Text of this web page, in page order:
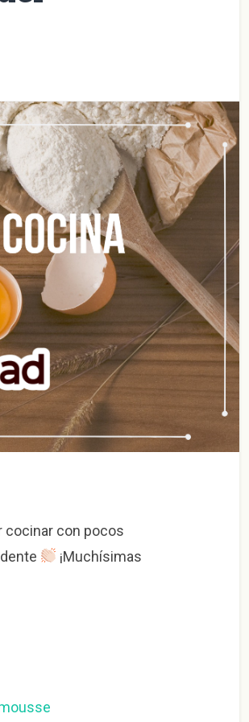
cocinar con pocos
¡Muchísimas